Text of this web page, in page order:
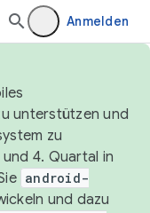
Anmelden
unterstützen und
zu
4. Quartal in
android-
und dazu